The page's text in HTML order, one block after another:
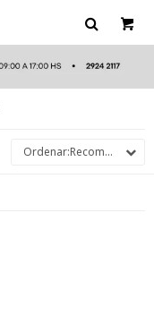
Recomendados